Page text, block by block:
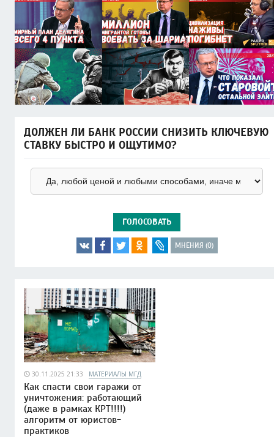
ДОЛЖЕН ЛИ БАНК РОССИИ СНИЗИТЬ КЛЮЧЕВУЮ
СТАВКУ БЫСТРО И ОЩУТИМО?
ГОЛОСОВАТЬ
МНЕНИЯ (0)
30.11.2025 21:33 МАТЕРИАЛЫ МГД
Как спасти свои гаражи от
уничтожения: работающий
(даже в рамках КРТ!!!!)
алгоритм от юристов-
практиков